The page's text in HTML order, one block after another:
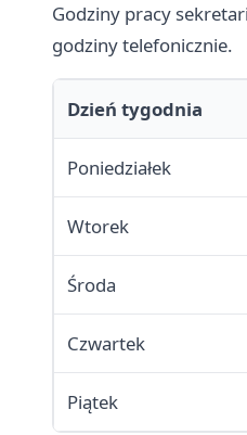
Godziny pracy
godziny telefonicznie.
Dzień tygodnia
Poniedziałek
Wtorek
Środa
Czwartek
Piątek